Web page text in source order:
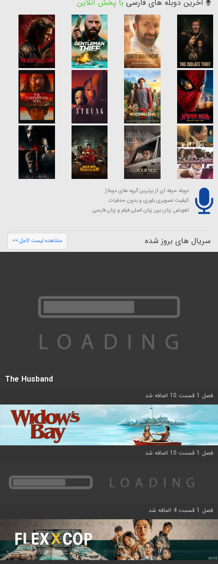
آخرین دوبله های فارسی با پخش آنلاین
دوبله حرفه ای از برترین گروه های دوبلاژ
کیفیت تصویری بلوری و بدون حذفیات
تعویض زبان بین زبان اصلی فیلم و زبان فارسی
سریال های بروز شده مشاهده لیست کامل >>
The Husband
فصل 1 قسمت 10 اضافه شد
فصل 1 قسمت 10 اضافه شد
فصل 1 قسمت 4 اضافه شد